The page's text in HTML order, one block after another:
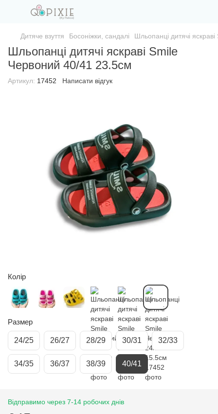
Дитяче взуття Босоніжки, сандалі Шльопанці дитячі
Шльопанці дитячі яскраві Smile
Червоний 40/41 23.5см
Артикул: 17452 Написати відгук
Колір
Размер
24/25 26/27 28/29 30/31 32/33
34/35 36/37 38/39 40/41
Відправимо через 7-14 робочих днів